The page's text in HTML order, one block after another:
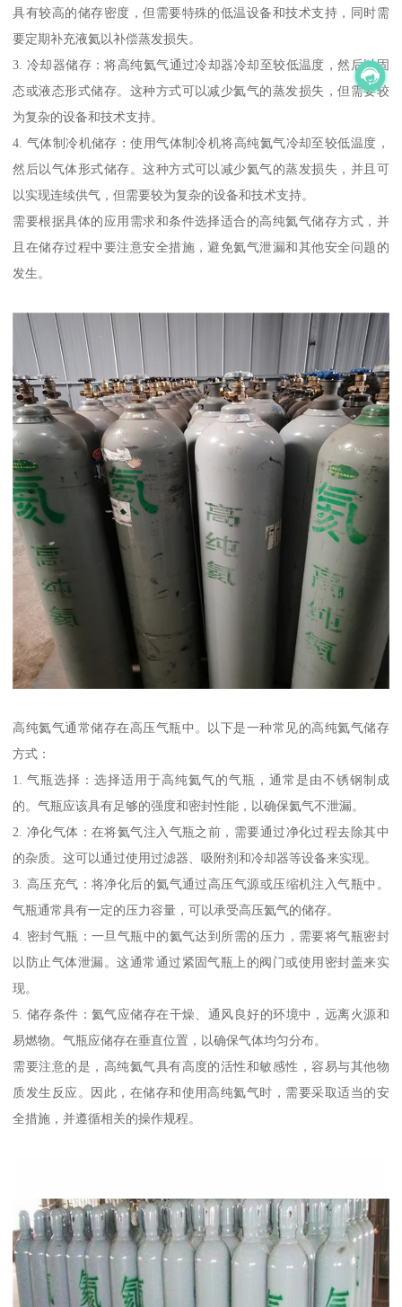
具有较高的储存密度，但需要特殊的低温设备和技术支持，同时需
要定期补充液氦以补偿蒸发损失。
3. 冷却器储存：将高纯氦气通过冷却器冷却至较低温度，然后以固
态或液态形式储存。这种方式可以减少氦气的蒸发损失，但需要较
为复杂的设备和技术支持。
4. 气体制冷机储存：使用气体制冷机将高纯氦气冷却至较低温度，
然后以气体形式储存。这种方式可以减少氦气的蒸发损失，并且可
以实现连续供气，但需要较为复杂的设备和技术支持。
需要根据具体的应用需求和条件选择适合的高纯氦气储存方式，并
且在储存过程中要注意安全措施，避免氦气泄漏和其他安全问题的
发生。
高纯氦气通常储存在高压气瓶中。以下是一种常见的高纯氦气储存
方式：
1. 气瓶选择：选择适用于高纯氦气的气瓶，通常是由不锈钢制成
的。气瓶应该具有足够的强度和密封性能，以确保氦气不泄漏。
2. 净化气体：在将氦气注入气瓶之前，需要通过净化过程去除其中
的杂质。这可以通过使用过滤器、吸附剂和冷却器等设备来实现。
3. 高压充气：将净化后的氦气通过高压气源或压缩机注入气瓶中。
气瓶通常具有一定的压力容量，可以承受高压氦气的储存。
4. 密封气瓶：一旦气瓶中的氦气达到所需的压力，需要将气瓶密封
以防止气体泄漏。这通常通过紧固气瓶上的阀门或使用密封盖来实
现。
5. 储存条件：氦气应储存在干燥、通风良好的环境中，远离火源和
易燃物。气瓶应储存在垂直位置，以确保气体均匀分布。
需要注意的是，高纯氦气具有高度的活性和敏感性，容易与其他物
质发生反应。因此，在储存和使用高纯氦气时，需要采取适当的安
全措施，并遵循相关的操作规程。